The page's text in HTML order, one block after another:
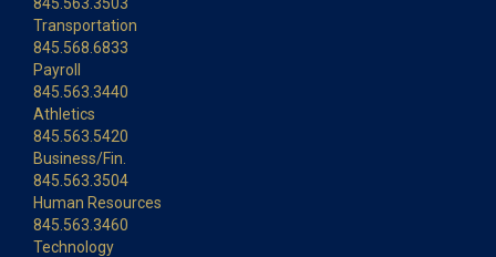
Transportation
845.568.6833
Payroll
845.563.3440
Athletics
845.563.5420
Business/Fin.
845.563.3504
Human Resources
845.563.3460
Technology